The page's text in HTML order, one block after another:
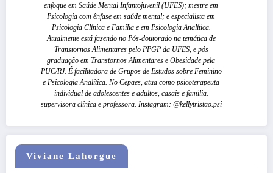
enfoque em Saúde Mental Infantojuvenil (UFES); mestre em
Psicologia com ênfase em saúde mental; e especialista em
Psicologia Clínica e Familia e em Psicologia Analítica.
Atualmente está fazendo no Pós-doutorado na temática de
Transtornos Alimentares pelo PPGP da UFES, e pós
graduação em Transtornos Alimentares e Obesidade pela
PUC/RJ. É facilitadora de Grupos de Estudos sobre Feminino
e Psicologia Analítica. No Cepaes, atua como psicoterapeuta
individual de adolescentes e adultos, casais e familia.
supervisora clínica e professora. Instagram: @kellytristao.psi
Viviane Lahorgue